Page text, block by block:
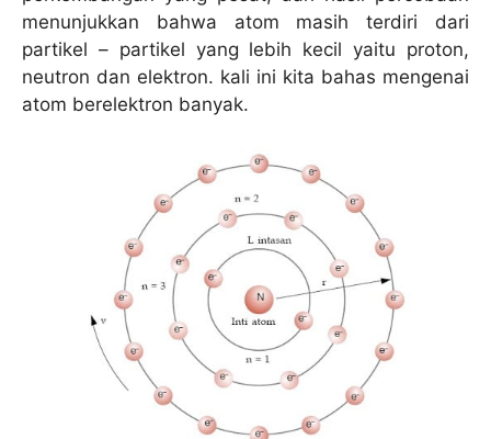
menunjukkan bahwa atom masih terdiri dari
partikel – partikel yang lebih kecil yaitu proton,
neutron dan elektron. kali ini kita bahas mengenai
atom berelektron banyak.